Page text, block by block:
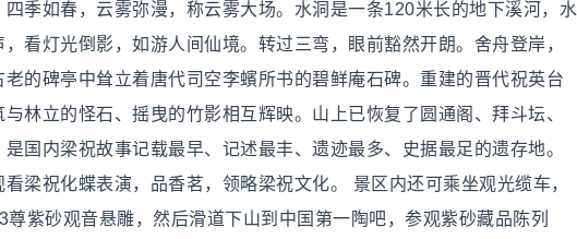
季如春，云雾弥漫，称云雾大场。水洞是一条120米长的地下溪河，水
看灯光倒影，如游人间仙境。转过三弯，眼前豁然开朗。舍舟登岸，
的碑亭中耸立着唐代司空李蠙所书的碧鲜庵石碑。重建的晋代祝英台
林立的怪石、摇曳的竹影相互辉映。山上已恢复了圆通阁、拜斗坛、
国内梁祝故事记载最早、记述最丰、遗迹最多、史据最足的遗存地。
梁祝化蝶表演，品香茗，领略梁祝文化。 景区内还可乘坐观光缆车，
紫砂观音悬雕，然后滑道下山到中国第一陶吧，参观紫砂藏品陈列